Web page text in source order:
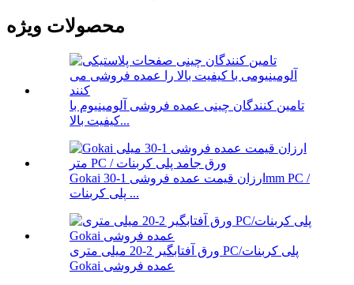
محصولات ویژه
تامین کنندگان چینی عمده فروشی آلومینیوم با
کیفیت بالا...
Gokai ارزان قیمت عمده فروشی 1-30mm PC /
پلی کربنات ...
ورق آفتابگیر 2-20 میلی متری PC/پلی کربنات
Gokai عمده فروشی